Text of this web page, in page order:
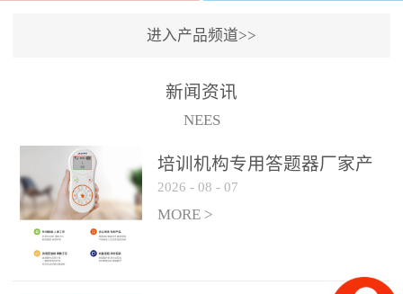
QVote 以 “让每一堂课都充
功能与数据化教学分析，
课堂互动解决方案，重新
定义了师生互动的新模
式。极简操作，轻松融入
教学流程QVote 深谙教师
教学节奏的重要性，采用
进入产品频道>>
新闻资讯
NEES
培训机构专用答题器厂家产
品方案
2026 - 08 - 07
MORE >